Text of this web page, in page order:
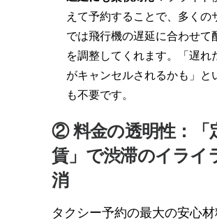
えて予約することで、多くの
では飛行機の遅延に合わせて
を調整してくれます。「遅れ
がキャンセルされるかも」と
も不要です。
② 料金の透明性：「
賃」で渋滞のイライ
消
タクシー予約の最大の安心材